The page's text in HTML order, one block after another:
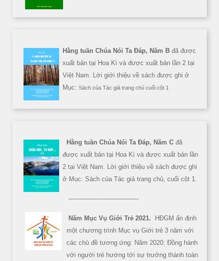
Hằng tuần Chúa Nói Ta Đáp, Năm B đã được
xuất bản tại Hoa Kì và được xuất bản lần 2 tại
Việt Nam. Lời giới thiệu về sách được ghi ở
Mục: Sách của Tác giả trang chủ cuối cột 1
Hằng tuần Chúa Nói Ta Đáp, Năm C đã
được xuất bản tại Hoa Kì và được xuất bản lần
2 tại Việt Nam. Lời giới thiệu về sách được ghi
ở Mục: Sách của Tác giả trang chủ, cuối cột 1.
------------------------------------
Năm Mục Vụ Giới Trẻ 2021.
HĐGM ấn định
một chương trình Mục vụ Giới trẻ 3 năm với
các chủ đề tương ứng: Năm 2020: Đồng hành
với người trẻ hướng tới sự trưởng thành toàn